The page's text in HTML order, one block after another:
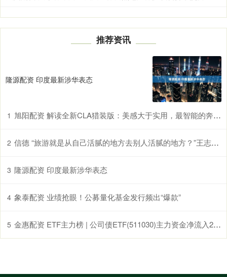
推荐资讯
隆源配资 印度最新涉华表态
1 旭阳配资 解读全新CLA猎装版：美感大于实用，最智能的奔驰成为品牌独苗_mm_Brake_玻璃
2 信德 “旅游就是从自己活腻的地方去别人活腻的地方？”王志文犀利发问，嘉恒小包团用文化沉浸给出答案
3 隆源配资 印度最新涉华表态
4 象泰配资 业绩抢眼！公募量化基金发行频出“爆款”
5 金惠配资 ETF主力榜 | 公司债ETF(511030)主力资金净流入2.09亿元，居全市场第一梯队-20260309